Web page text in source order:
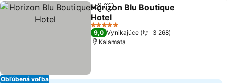
Obľúbená voľba
ZdieľaťPridať do obľúbených
Horizon Blu Boutique
Hotel
Zobraziť ceny
5 Počet hviezdičiek
9,0 Vynikajúce
3 268
Kalamata